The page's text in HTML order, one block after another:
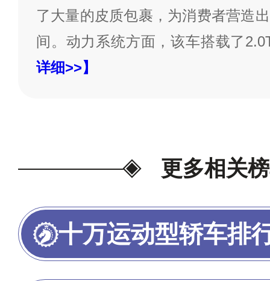
了大量的皮质包裹，为消费者营造
间。动力系统方面，该车搭载了
详细>>】
更多相关
十万运动型轿车排